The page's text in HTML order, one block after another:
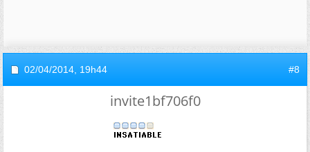
02/04/2014, 19h44 #8
invite1bf706f0